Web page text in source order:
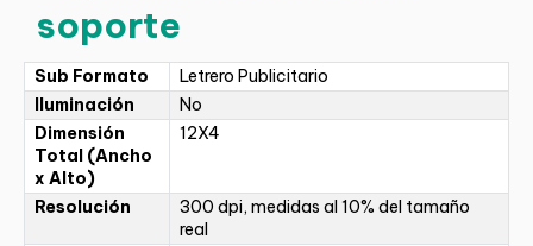
soporte
Sub Formato
Letrero Publicitario
Iluminación
No
Dimensión
Total (Ancho
x Alto)
12X4
Resolución
300 dpi, medidas al 10% del tamaño
real